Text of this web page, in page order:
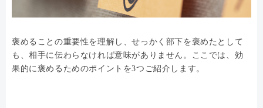
褒めることの重要性を理解し、せっかく部下を褒めたとして
も、相手に伝わらなければ意味がありません。ここでは、効
果的に褒めるためのポイントを3つご紹介します。